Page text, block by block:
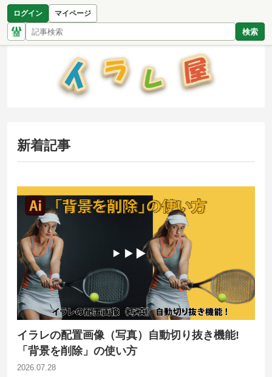
ログイン マイページ
検索
新着記事
イラレの配置画像（写真）自動切り抜き機能!
「背景を削除」の使い方
2026.07.28